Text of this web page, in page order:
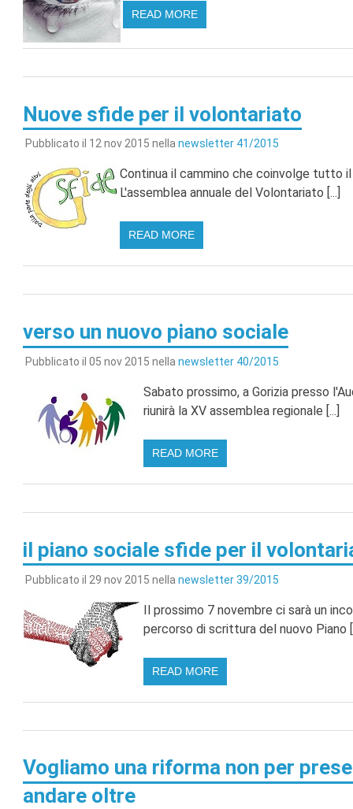
READ MORE
Nuove sfide per il volontariato
Pubblicato il 12 nov 2015 nella newsletter 41/2015
Continua il cammino che coinvolge tutto
L'assemblea annuale del Volontariato [...]
READ MORE
verso un nuovo piano sociale
Pubblicato il 05 nov 2015 nella newsletter 40/2015
Sabato prossimo, a Gorizia presso
riunirà la XV assemblea regionale [...]
READ MORE
il piano sociale sfide per il
Pubblicato il 29 nov 2015 nella newsletter 39/2015
Il prossimo 7 novembre ci sarà un
percorso di scrittura del nuovo Piano
READ MORE
Vogliamo una riforma non per
andare oltre